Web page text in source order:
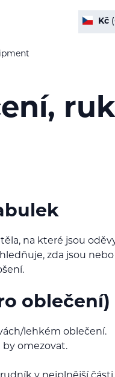
Kč
na které jsou
zda jsou nebo
oblečení)
lehkém oblečení.
by omezovat.